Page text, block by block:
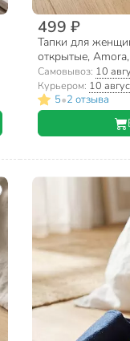
499 ₽
Тапки для
открытые,
Самовывоз: 10
Курьером: 10
5•2 отзыва